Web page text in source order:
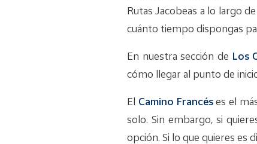
Rutas Jacobeas a lo largo
cuánto tiempo dispongas
En nuestra sección de Los
cómo llegar al punto de
El Camino Francéses el
solo. Sin embargo, si
opción. Si lo que quieres es